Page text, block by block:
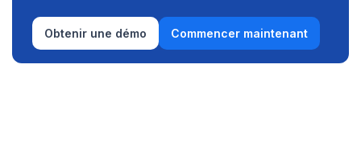
Obtenir une démo Commencer maintenant